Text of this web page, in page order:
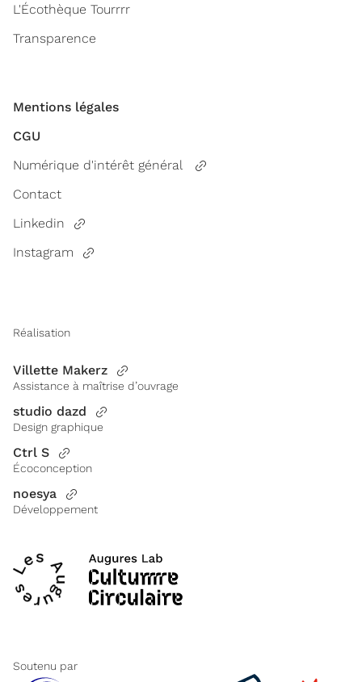
L'Écothèque Tourrrr
Transparence
Mentions légales
CGU
Numérique d'intérêt général
Contact
Linkedin
Instagram
Réalisation
Villette Makerz
Assistance à maîtrise d’ouvrage
studio dazd
Design graphique
Ctrl S
Écoconception
noesya
Développement
Soutenu par